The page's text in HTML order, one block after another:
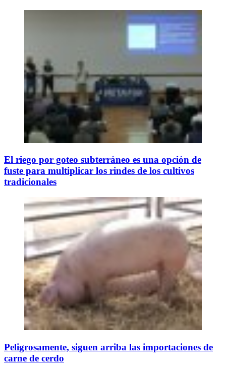
El riego por goteo subterráneo es una opción de
fuste para multiplicar los rindes de los cultivos
tradicionales
Peligrosamente, siguen arriba las importaciones de
carne de cerdo